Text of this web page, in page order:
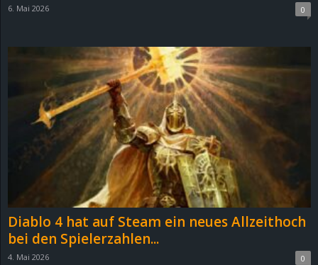
6. Mai 2026 0
Diablo 4 hat auf Steam ein neues Allzeithoch
bei den Spielerzahlen...
4. Mai 2026 0